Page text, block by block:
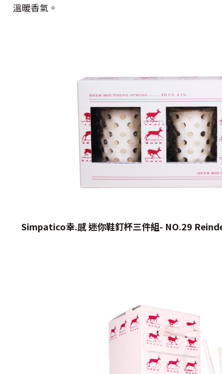
溫暖香氣。
Simpatico幸.感 迷你鞋釘杯三件組- NO.29